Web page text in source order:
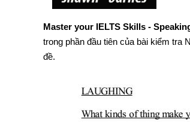
Master your IELTS Skills -
trong phần đầu tiên của bài kiểm tra
đề.